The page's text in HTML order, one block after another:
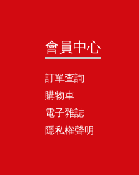
會員中心
訂單查詢
購物車
電子雜誌
隱私權聲明